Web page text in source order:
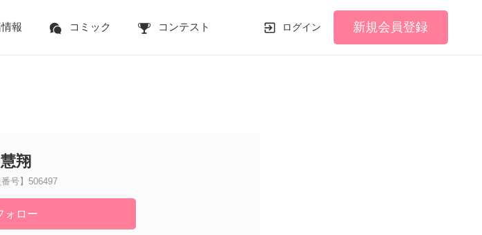
報 コミック コンテスト ログイン 新規会員登録
慧翔
番号】506497
ォロー